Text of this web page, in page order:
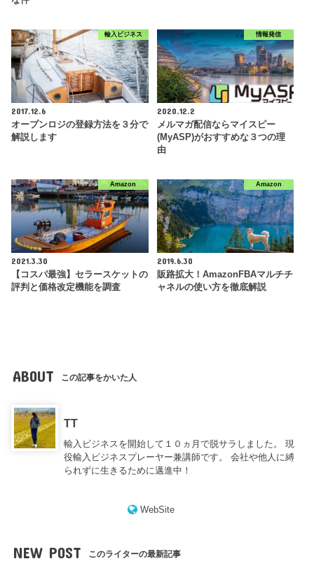
輸入ビジネス
2017.12.6
オープンロジの登録方法を３分で
解説します
情報発信
2020.12.2
メルマガ配信ならマイスピー
(MyASP)がおすすめな３つの理
由
Amazon
2021.3.30
【コスパ最強】セラースケットの
評判と価格改定機能を調査
Amazon
2019.6.30
販路拡大！AmazonFBAマルチチ
ャネルの使い方を徹底解説
ABOUT この記事をかいた人
TT
輸入ビジネスを開始して１０ヵ月で脱サラしました。 現
役輸入ビジネスプレーヤー兼講師です。 会社や他人に縛
られずに生きるために邁進中！
WebSite
NEW POST このライターの最新記事